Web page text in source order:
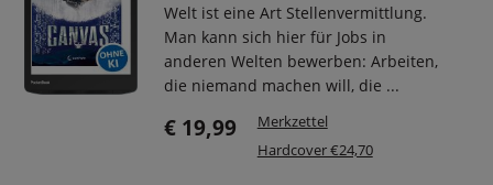
Welt ist eine Art Stellenvermittlung.
Man kann sich hier für Jobs in
anderen Welten bewerben: Arbeiten,
die niemand machen will, die ...
€ 19,99
Merkzettel
Hardcover €24,70